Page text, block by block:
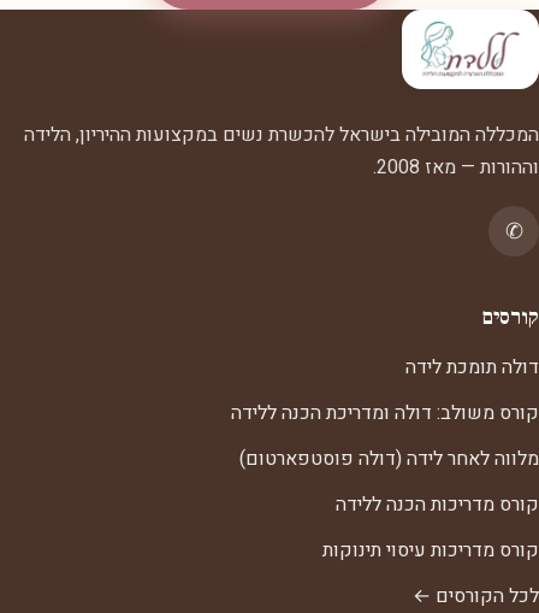
המכללה המובילה בישראל להכשרת נשים במקצועות ההיריון, הלידה
וההורות — מאז 2008.
✆
קורסים
דולה תומכת לידה
קורס משולב: דולה ומדריכת הכנה ללידה
מלווה לאחר לידה (דולה פוסטפארטום)
קורס מדריכות הכנה ללידה
קורס מדריכות עיסוי תינוקות
לכל הקורסים ←